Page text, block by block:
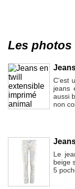
Les photos
C’est
jeans
aussi
non
Le
beige
5